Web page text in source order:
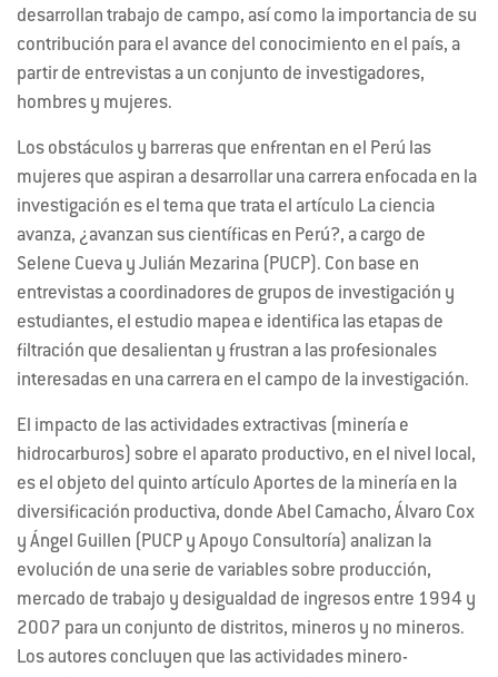
desarrollan trabajo de campo, así como la importancia de su
contribución para el avance del conocimiento en el país, a
partir de entrevistas a un conjunto de investigadores,
hombres y mujeres.
Los obstáculos y barreras que enfrentan en el Perú las
mujeres que aspiran a desarrollar una carrera enfocada en la
investigación es el tema que trata el artículo La ciencia
avanza, ¿avanzan sus científicas en Perú?, a cargo de
Selene Cueva y Julián Mezarina (PUCP). Con base en
entrevistas a coordinadores de grupos de investigación y
estudiantes, el estudio mapea e identifica las etapas de
filtración que desalientan y frustran a las profesionales
interesadas en una carrera en el campo de la investigación.
El impacto de las actividades extractivas (minería e
hidrocarburos) sobre el aparato productivo, en el nivel local,
es el objeto del quinto artículo Aportes de la minería en la
diversificación productiva, donde Abel Camacho, Álvaro Cox
y Ángel Guillen (PUCP y Apoyo Consultoría) analizan la
evolución de una serie de variables sobre producción,
mercado de trabajo y desigualdad de ingresos entre 1994 y
2007 para un conjunto de distritos, mineros y no mineros.
Los autores concluyen que las actividades minero-